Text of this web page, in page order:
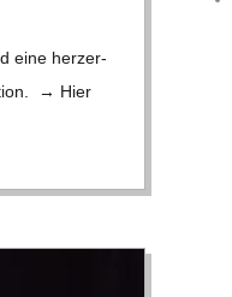
eine herz­er­
→ Hier